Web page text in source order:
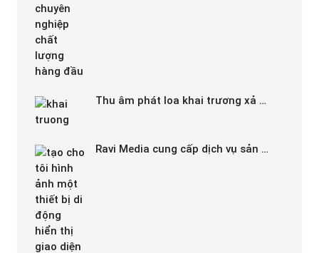
Thu âm phát loa khai trương xả …
Ravi Media cung cấp dịch vụ sản …